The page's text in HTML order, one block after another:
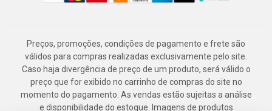
Preços, promoções, condições de pagamento e frete são
válidos para compras realizadas exclusivamente pelo site.
Caso haja divergência de preço de um produto, será válido o
preço que for exibido no carrinho de compras do site no
momento do pagamento. As vendas estão sujeitas a análise
e disponibilidade do estoque. Imagens de produtos